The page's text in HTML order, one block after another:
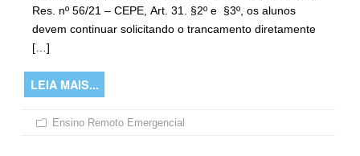
Res. nº 56/21 – CEPE, Art. 31. §2º e §3º, os alunos
devem continuar solicitando o trancamento diretamente
[…]
LEIA MAIS...
Ensino Remoto Emergencial